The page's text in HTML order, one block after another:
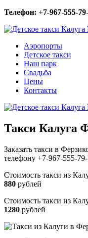
Телефон: +7-967-555-
Аэропорты
Детское такси
Наш парк
Свадьба
Цены
Контакты
Такси Калуга
Заказать такси в
телефону +7-967-555-
Стоимость такси из
880 рублей
Стоимость такси из
1280 рублей